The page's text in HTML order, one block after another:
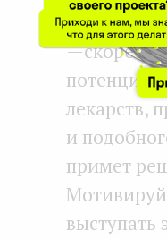
— скорее,
лекарств,
и
примет
выступать